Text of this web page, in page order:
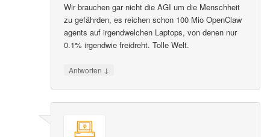
Wir brauchen gar nicht die AGI um die Menschheit
zu gefährden, es reichen schon 100 Mio OpenClaw
agents auf irgendwelchen Laptops, von denen nur
0.1% irgendwie freidreht. Tolle Welt.
Antworten ↓